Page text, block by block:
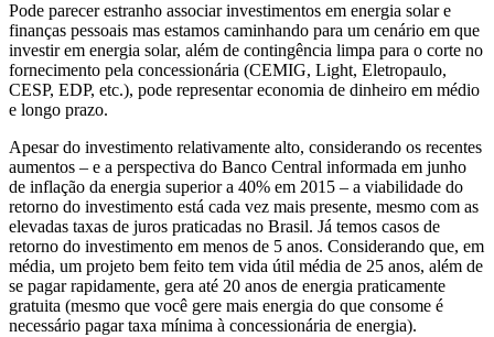
Pode parecer estranho associar investimentos em energia solar e
finanças pessoais mas estamos caminhando para um cenário em que
investir em energia solar, além de contingência limpa para o corte no
fornecimento pela concessionária (CEMIG, Light, Eletropaulo,
CESP, EDP, etc.), pode representar economia de dinheiro em médio
e longo prazo.
Apesar do investimento relativamente alto, considerando os recentes
aumentos – e a perspectiva do Banco Central informada em junho
de inflação da energia superior a 40% em 2015 – a viabilidade do
retorno do investimento está cada vez mais presente, mesmo com as
elevadas taxas de juros praticadas no Brasil. Já temos casos de
retorno do investimento em menos de 5 anos. Considerando que, em
média, um projeto bem feito tem vida útil média de 25 anos, além de
se pagar rapidamente, gera até 20 anos de energia praticamente
gratuita (mesmo que você gere mais energia do que consome é
necessário pagar taxa mínima à concessionária de energia).